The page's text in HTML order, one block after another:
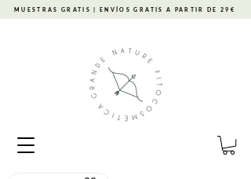
MUESTRAS GRATIS | ENVÍOS GRATIS A PARTIR DE 29€